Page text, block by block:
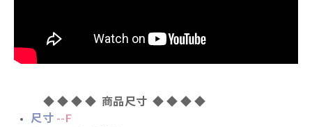
◆ ◆ ◆ ◆ 商品尺寸 ◆ ◆ ◆ ◆
尺寸 --F